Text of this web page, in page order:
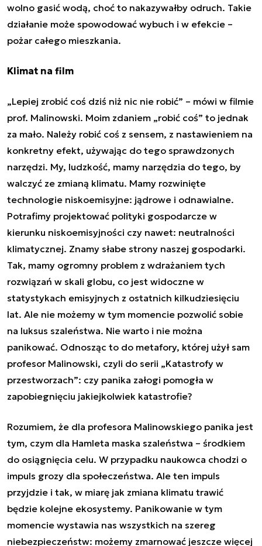
wolno gasić wodą, choć to nakazywałby odruch. Takie
działanie może spowodować wybuch i w efekcie –
pożar całego mieszkania.
Klimat na film
„Lepiej zrobić coś dziś niż nic nie robić” – mówi w filmie
prof. Malinowski. Moim zdaniem „robić coś” to jednak
za mało. Należy robić coś z sensem, z nastawieniem na
konkretny efekt, używając do tego sprawdzonych
narzędzi. My, ludzkość, mamy narzędzia do tego, by
walczyć ze zmianą klimatu. Mamy rozwinięte
technologie niskoemisyjne: jądrowe i odnawialne.
Potrafimy projektować polityki gospodarcze w
kierunku niskoemisyjności czy nawet: neutralności
klimatycznej. Znamy słabe strony naszej gospodarki.
Tak, mamy ogromny problem z wdrażaniem tych
rozwiązań w skali globu, co jest widoczne w
statystykach emisyjnych z ostatnich kilkudziesięciu
lat. Ale nie możemy w tym momencie pozwolić sobie
na luksus szaleństwa. Nie warto i nie można
panikować. Odnosząc to do metafory, której użył sam
profesor Malinowski, czyli do serii „Katastrofy w
przestworzach”: czy panika załogi pomogła w
zapobiegnięciu jakiejkolwiek katastrofie?
Rozumiem, że dla profesora Malinowskiego panika jest
tym, czym dla Hamleta maska szaleństwa – środkiem
do osiągnięcia celu. W przypadku naukowca chodzi o
impuls grozy dla społeczeństwa. Ale ten impuls
przyjdzie i tak, w miarę jak zmiana klimatu trawić
będzie kolejne ekosystemy. Panikowanie w tym
momencie wystawia nas wszystkich na szereg
niebezpieczeństw: możemy zmarnować jeszcze więcej